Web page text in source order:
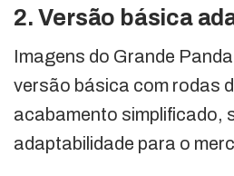
2. Versão básica
Imagens do Grande
versão básica com rodas
acabamento simplificado,
adaptabilidade para o